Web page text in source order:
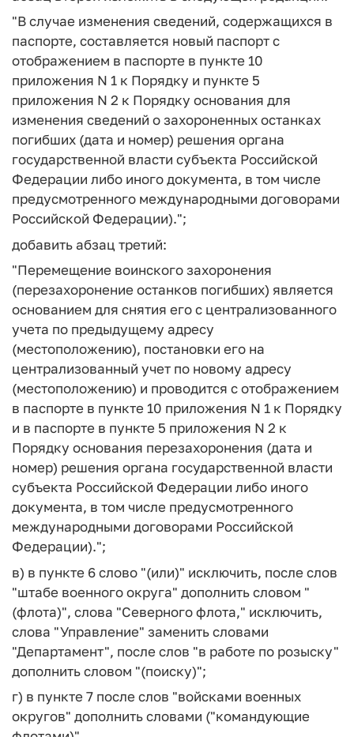
"В случае изменения сведений, содержащихся в
паспорте, составляется новый паспорт с
отображением в паспорте в пункте 10
приложения N 1 к Порядку и пункте 5
приложения N 2 к Порядку основания для
изменения сведений о захороненных останках
погибших (дата и номер) решения органа
государственной власти субъекта Российской
Федерации либо иного документа, в том числе
предусмотренного международными договорами
Российской Федерации).";
добавить абзац третий:
"Перемещение воинского захоронения
(перезахоронение останков погибших) является
основанием для снятия его с централизованного
учета по предыдущему адресу
(местоположению), постановки его на
централизованный учет по новому адресу
(местоположению) и проводится с отображением
в паспорте в пункте 10 приложения N 1 к Порядку
и в паспорте в пункте 5 приложения N 2 к
Порядку основания перезахоронения (дата и
номер) решения органа государственной власти
субъекта Российской Федерации либо иного
документа, в том числе предусмотренного
международными договорами Российской
Федерации).";
в) в пункте 6 слово "(или)" исключить, после слов
"штабе военного округа" дополнить словом "
(флота)", слова "Северного флота," исключить,
слова "Управление" заменить словами
"Департамент", после слов "в работе по розыску"
дополнить словом "(поиску)";
г) в пункте 7 после слов "войсками военных
округов" дополнить словами ("командующие